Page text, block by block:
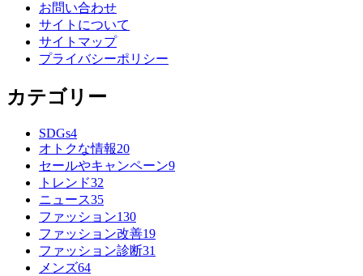
お問い合わせ
サイトについて
サイトマップ
プライバシーポリシー
カテゴリー
SDGs4
オトクな情報20
セールやキャンペーン9
トレンド32
ニュース35
ファッション130
ファッション改善19
ファッション診断31
メンズ64